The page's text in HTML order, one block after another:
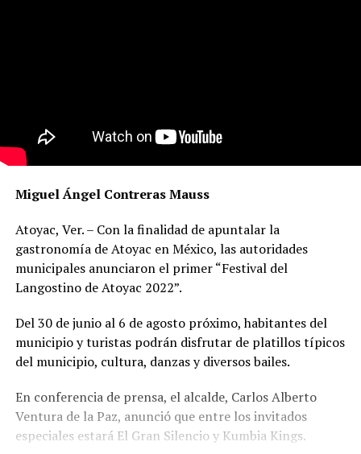
Miguel Ángel Contreras Mauss
Atoyac, Ver. – Con la finalidad de apuntalar la
gastronomía de Atoyac en México, las autoridades
municipales anunciaron el primer “Festival del
Langostino de Atoyac 2022”.
Del 30 de junio al 6 de agosto próximo, habitantes del
municipio y turistas podrán disfrutar de platillos típicos
del municipio, cultura, danzas y diversos bailes.
En conferencia de prensa, el alcalde, Carlos Alberto
Ventura de la Paz, anunció que entre los invitados
especiales estará El Gran Silencio y Kumbia Kings.